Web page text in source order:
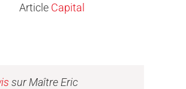
Article Capital
sur Maître Eric